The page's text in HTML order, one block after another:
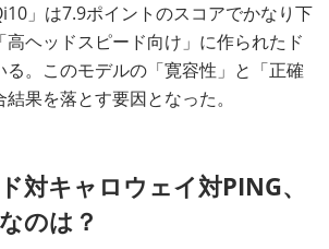
」は7.9ポイントのスコアでかなり下
ヘッドスピード向け」に作られたド
る。このモデルの「寛容性」と「正確
果を落とす要因となった。
対キャロウェイ対PING、
のは？